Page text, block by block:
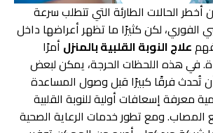
أخطر الحالات الطارئة التي تتطلب سرعة
الفوري، لكن كثيرًا ما تظهر أعراضها داخل
علاج النوبة القلبية بالمنزل أمرًا
في هذه اللحظات الحرجة، يمكن لبعض
تُحدث فرقًا كبيرًا قبل وصول المساعدة
معرفة إسعافات أولية للنوبة القلبية
المصاب. ومع تطور خدمات الرعاية الصحية